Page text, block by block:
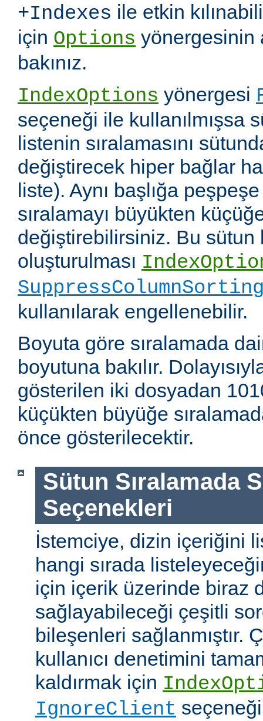
+Indexes ile etkin
için Options yönergesinin
bakınız.
IndexOptions yönergesi
seçeneği ile kullanılmışsa
listenin sıralamasını
değiştirecek hiper bağlar
liste). Aynı başlığa
sıralamayı büyükten
değiştirebilirsiniz. Bu sütun
oluşturulması
kullanılarak engellenebilir.
Boyuta göre sıralamada
boyutuna bakılır.
gösterilen iki dosyadan
küçükten büyüğe
önce gösterilecektir.
Sütun Sıralamada
Seçenekleri
İstemciye, dizin içeriğini
hangi sırada
için içerik üzerinde biraz
sağlayabileceği çeşitli
bileşenleri sağlanmıştır.
kullanıcı denetimini
kaldırmak için
IgnoreClient